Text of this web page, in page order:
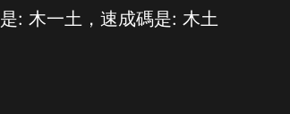
是: 木一土，速成碼是: 木土